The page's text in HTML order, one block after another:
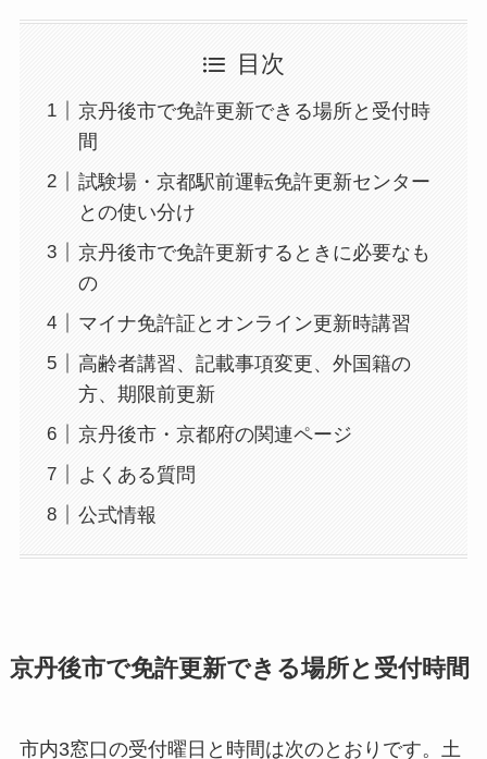
目次
京丹後市で免許更新できる場所と受付時
間
試験場・京都駅前運転免許更新センター
との使い分け
京丹後市で免許更新するときに必要なも
の
マイナ免許証とオンライン更新時講習
高齢者講習、記載事項変更、外国籍の
方、期限前更新
京丹後市・京都府の関連ページ
よくある質問
公式情報
京丹後市で免許更新できる場所と受付時間
市内3窓口の受付曜日と時間は次のとおりです。土